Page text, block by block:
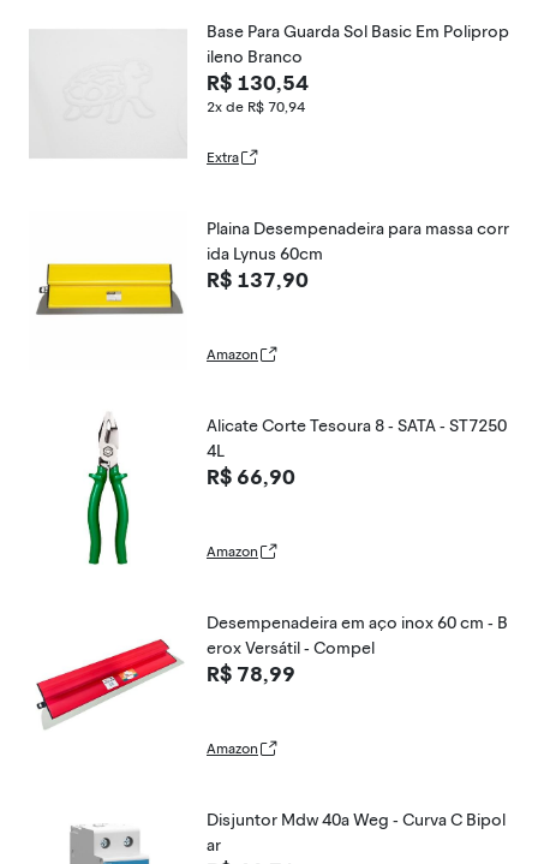
Base Para Guarda Sol Basic Em Poliprop
ileno Branco
R$ 130,54
2x de R$ 70,94
Extra
Plaina Desempenadeira para massa corr
ida Lynus 60cm
R$ 137,90
Amazon
Alicate Corte Tesoura 8 - SATA - ST7250
4L
R$ 66,90
Amazon
Desempenadeira em aço inox 60 cm - B
erox Versátil - Compel
R$ 78,99
Amazon
Disjuntor Mdw 40a Weg - Curva C Bipol
ar